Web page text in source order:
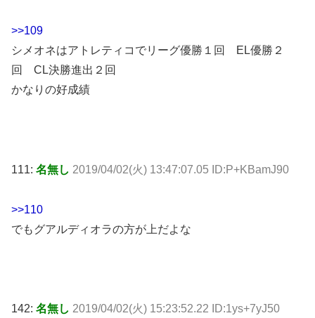
>>109
シメオネはアトレティコでリーグ優勝１回 EL優勝２
回 CL決勝進出２回
かなりの好成績
111: 名無し 2019/04/02(火) 13:47:07.05 ID:P+KBamJ90
>>110
でもグアルディオラの方が上だよな
142: 名無し 2019/04/02(火) 15:23:52.22 ID:1ys+7yJ50